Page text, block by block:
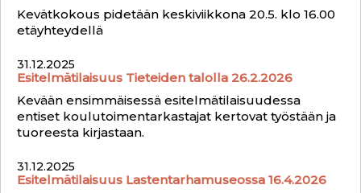
Kevätkokous pidetään keskiviikkona 20.5. klo 16.00
etäyhteydellä
31.12.2025
Esitelmätilaisuus Tieteiden talolla 26.2.2026
Kevään ensimmäisessä esitelmätilaisuudessa
entiset koulutoimentarkastajat kertovat työstään ja
tuoreesta kirjastaan.
31.12.2025
Esitelmätilaisuus Lastentarhamuseossa 16.4.2026